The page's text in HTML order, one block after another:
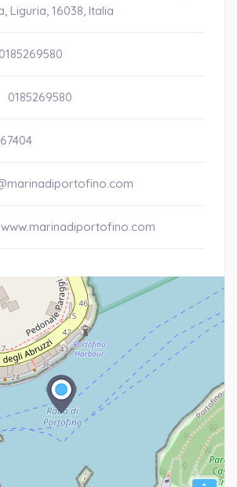
Liguria, 16038, Italia
0185269580
0185269580
www.marinadiportofino.com